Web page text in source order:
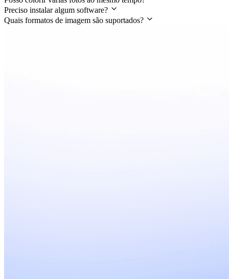
Preciso instalar algum software?
Quais formatos de imagem são suportados?